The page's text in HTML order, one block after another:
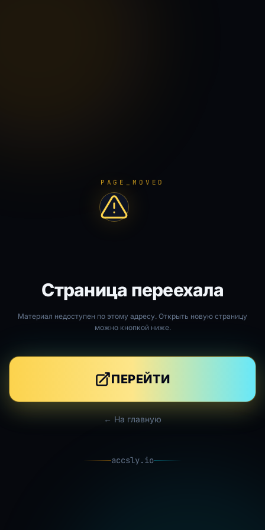
PAGE_MOVED
Страница переехала
Материал недоступен по этому адресу. Открыть новую страницу
можно кнопкой ниже.
ПЕРЕЙТИ
← На главную
accsly.io